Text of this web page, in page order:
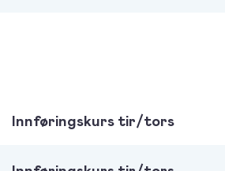
Innføringskurs tir/tors